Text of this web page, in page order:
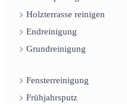
Holzterrasse reinigen
Endreinigung
Grundreinigung
Fensterreinigung
Frühjahrsputz